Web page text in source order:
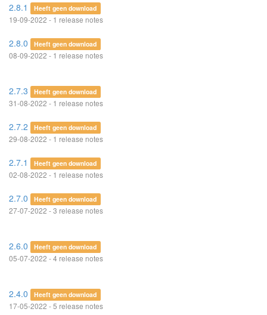
2.8.1 Heeft geen download
19-09-2022 - 1 release notes
2.8.0 Heeft geen download
08-09-2022 - 1 release notes
2.7.3 Heeft geen download
31-08-2022 - 1 release notes
2.7.2 Heeft geen download
29-08-2022 - 1 release notes
2.7.1 Heeft geen download
02-08-2022 - 1 release notes
2.7.0 Heeft geen download
27-07-2022 - 3 release notes
2.6.0 Heeft geen download
05-07-2022 - 4 release notes
2.4.0 Heeft geen download
17-05-2022 - 5 release notes